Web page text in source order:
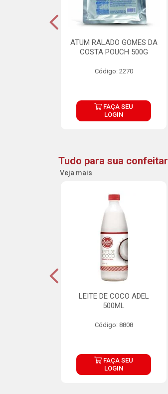
ATUM RALADO GOMES DA
COSTA POUCH 500G
Código: 2270
FAÇA SEU
LOGIN
Tudo para sua
Veja mais
LEITE DE COCO ADEL
500ML
Código: 8808
FAÇA SEU
LOGIN